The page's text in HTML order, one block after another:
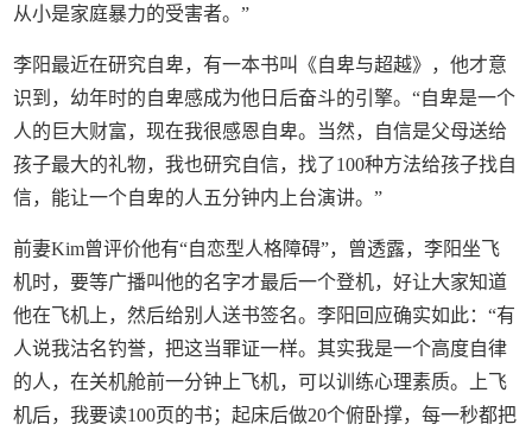
从小是家庭暴力的受害者。”
李阳最近在研究自卑，有一本书叫《自卑与超越》，他才意
识到，幼年时的自卑感成为他日后奋斗的引擎。“自卑是一个
人的巨大财富，现在我很感恩自卑。当然，自信是父母送给
孩子最大的礼物，我也研究自信，找了100种方法给孩子找自
信，能让一个自卑的人五分钟内上台演讲。”
前妻Kim曾评价他有“自恋型人格障碍”，曾透露，李阳坐飞
机时，要等广播叫他的名字才最后一个登机，好让大家知道
他在飞机上，然后给别人送书签名。李阳回应确实如此：“有
人说我沽名钓誉，把这当罪证一样。其实我是一个高度自律
的人，在关机舱前一分钟上飞机，可以训练心理素质。上飞
机后，我要读100页的书；起床后做20个俯卧撑，每一秒都把